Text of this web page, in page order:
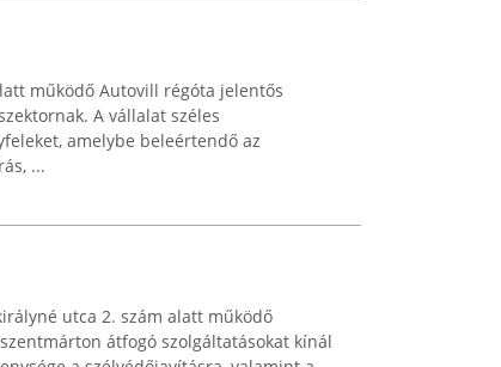
működő Autovill régóta jelentős
A vállalat széles
amelybe beleértendő az
...
utca 2. szám alatt működő
átfogó szolgáltatásokat kínál